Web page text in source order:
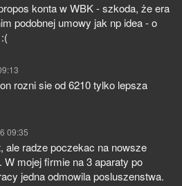
konta w WBK - szkoda, że era
podobnej umowy jak np idea - o
rozni sie od 6210 tylko lepsza
09:35
ale radze poczekac na nowsze
W mojej firmie na 3 aparaty po
jedna odmowila posluszenstwa.